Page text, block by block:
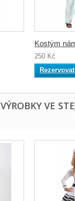
Kostým
250 Kč
Rezervovat
VE